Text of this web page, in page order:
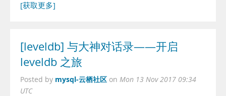
[获取更多]
[leveldb] 与大神对话录——开启
leveldb 之旅
Posted by mysql-云栖社区 on Mon 13 Nov 2017 09:34
UTC